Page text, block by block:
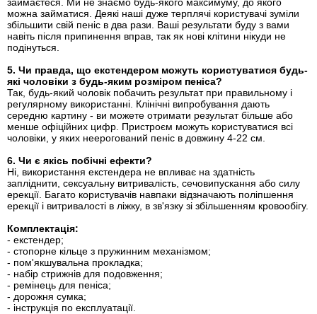
можна займатися. Деякі наші дуже терплячі користувачі зуміли
збільшити свій пеніс в два рази. Ваші результати буду з вами
навіть після припинення вправ, так як нові клітини нікуди не
подінуться.
5. Чи правда, що екстендером можуть користуватися будь-
які чоловіки з будь-яким розміром пеніса?
Так, будь-який чоловік побачить результат при правильному і
регулярному використанні. Клінічні випробування дають
середню картину - ви можете отримати результат більше або
менше офіційних цифр. Пристроєм можуть користуватися всі
чоловіки, у яких неерогований пеніс в довжину 4-22 см.
6. Чи є якісь побічні ефекти?
Ні, використання екстендера не впливає на здатність
запліднити, сексуальну витривалість, сечовипускання або силу
ерекції. Багато користувачів навпаки відзначають поліпшення
ерекції і витривалості в ліжку, в зв'язку зі збільшенням кровообігу.
Комплектація:
- екстендер;
- стопорне кільце з пружинним механізмом;
- пом'якшувальна прокладка;
- набір стрижнів для подовження;
- ремінець для пеніса;
- дорожня сумка;
- інструкція по експлуатації.